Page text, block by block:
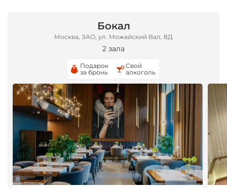
Бокал
Москва, ЗАО, ул. Можайский Вал, 8Д
2 зала
Подарок
за бронь
Свой
алкоголь